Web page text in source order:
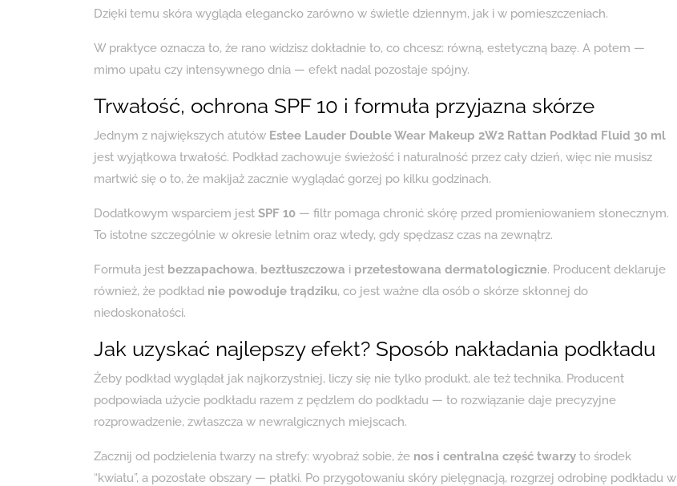
Dzięki temu skóra wygląda elegancko zarówno w świetle dziennym, jak i w pomieszczeniach.
W praktyce oznacza to, że rano widzisz dokładnie to, co chcesz: równą, estetyczną bazę. A potem —
mimo upału czy intensywnego dnia — efekt nadal pozostaje spójny.
Trwałość, ochrona SPF 10 i formuła przyjazna skórze
Jednym z największych atutów Estee Lauder Double Wear Makeup 2W2 Rattan Podkład Fluid 30 ml
jest wyjątkowa trwałość. Podkład zachowuje świeżość i naturalność przez cały dzień, więc nie musisz
martwić się o to, że makijaż zacznie wyglądać gorzej po kilku godzinach.
Dodatkowym wsparciem jest SPF 10 — filtr pomaga chronić skórę przed promieniowaniem słonecznym.
To istotne szczególnie w okresie letnim oraz wtedy, gdy spędzasz czas na zewnątrz.
Formuła jest bezzapachowa, beztłuszczowa i przetestowana dermatologicznie. Producent deklaruje
również, że podkład nie powoduje trądziku, co jest ważne dla osób o skórze skłonnej do
niedoskonałości.
Jak uzyskać najlepszy efekt? Sposób nakładania podkładu
Żeby podkład wyglądał jak najkorzystniej, liczy się nie tylko produkt, ale też technika. Producent
podpowiada użycie podkładu razem z pędzlem do podkładu — to rozwiązanie daje precyzyjne
rozprowadzenie, zwłaszcza w newralgicznych miejscach.
Zacznij od podzielenia twarzy na strefy: wyobraź sobie, że nos i centralna część twarzy to środek
“kwiatu”, a pozostałe obszary — płatki. Po przygotowaniu skóry pielęgnacją, rozgrzej odrobinę podkładu w